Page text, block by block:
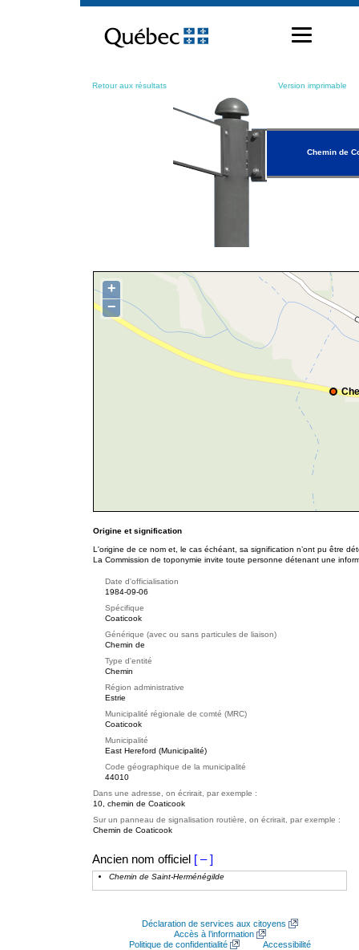
contenu
Retour aux résultats Version imprimable
Chemin de
+
−
Origine et signification
L'origine de ce nom et, le cas échéant, sa signification n’ont pu être
La Commission de toponymie invite toute personne détenant une
Date d'officialisation
1984-09-06
Spécifique
Coaticook
Générique (avec ou sans particules de liaison)
Chemin de
Type d'entité
Chemin
Région administrative
Estrie
Municipalité régionale de comté (MRC)
Coaticook
Municipalité
East Hereford (Municipalité)
Code géographique de la municipalité
44010
Dans une adresse, on écrirait, par exemple :
10, chemin de Coaticook
Sur un panneau de signalisation routière, on écrirait, par exemple :
Chemin de Coaticook
Ancien nom officiel [ – ]
Chemin de Saint-Herménégilde
Déclaration de services aux citoyens
Accès à l’information
Politique de confidentialité
Accessibilité